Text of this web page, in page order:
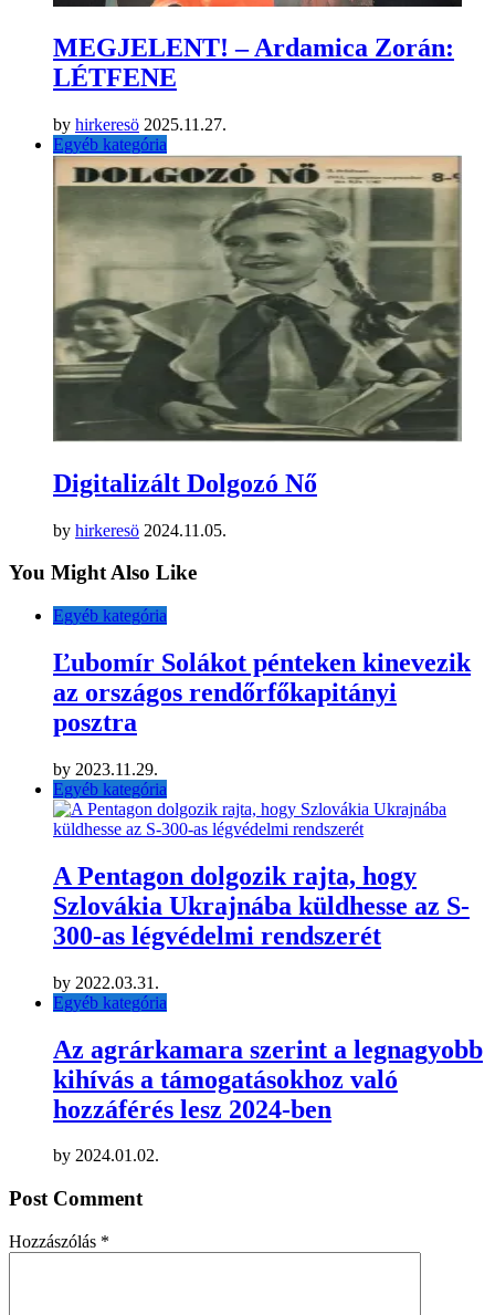
MEGJELENT! – Ardamica Zorán:
LÉTFENE
by hirkeresö 2025.11.27.
Egyéb kategória
Digitalizált Dolgozó Nő
by hirkeresö 2024.11.05.
You Might Also Like
Egyéb kategória
Ľubomír Solákot pénteken kinevezik
az országos rendőrfőkapitányi
posztra
by 2023.11.29.
Egyéb kategória
A Pentagon dolgozik rajta, hogy
Szlovákia Ukrajnába küldhesse az S-
300-as légvédelmi rendszerét
by 2022.03.31.
Egyéb kategória
Az agrárkamara szerint a legnagyobb
kihívás a támogatásokhoz való
hozzáférés lesz 2024-ben
by 2024.01.02.
Post Comment
Hozzászólás *